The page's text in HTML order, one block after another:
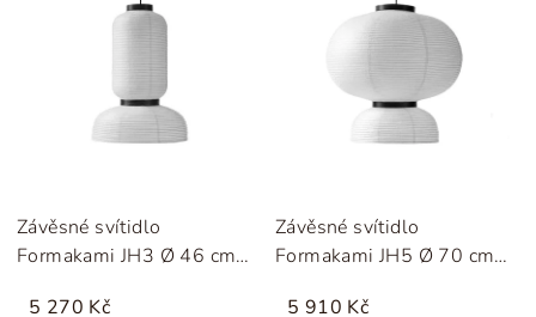
Závěsné svítidlo
Formakami JH3 Ø 46 cm
5 270 Kč
Závěsné svítidlo
Formakami JH5 Ø 70 cm
5 910 Kč